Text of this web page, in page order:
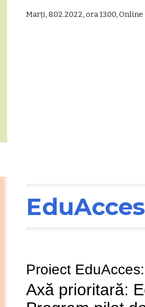
Marți, 8.02.2022, ora 13.00, Online
EduAcces
Proiect
Axă prioritară: